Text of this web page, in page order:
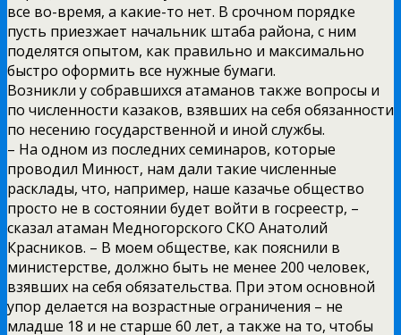
все во-время, а какие-то нет. В срочном порядке
пусть приезжает начальник штаба района, с ним
поделятся опытом, как правильно и максимально
быстро оформить все нужные бумаги.
Возникли у собравшихся атаманов также вопросы и
по численности казаков, взявших на себя обязанности
по несению государственной и иной службы.
– На одном из последних семинаров, которые
проводил Минюст, нам дали такие численные
расклады, что, например, наше казачье общество
просто не в состоянии будет войти в госреестр, –
сказал атаман Медногорского СКО Анатолий
Красников. – В моем обществе, как пояснили в
министерстве, должно быть не менее 200 человек,
взявших на себя обязательства. При этом основной
упор делается на возрастные ограничения – не
младше 18 и не старше 60 лет, а также на то, чтобы